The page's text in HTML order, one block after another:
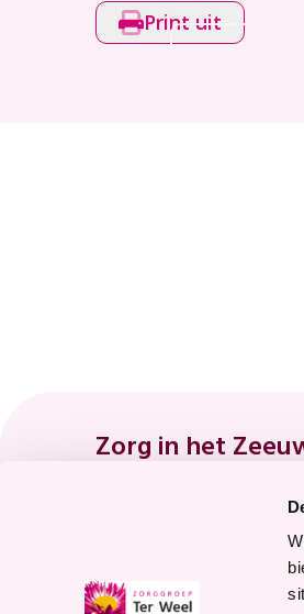
Print uit
Zorg in het
Waardering